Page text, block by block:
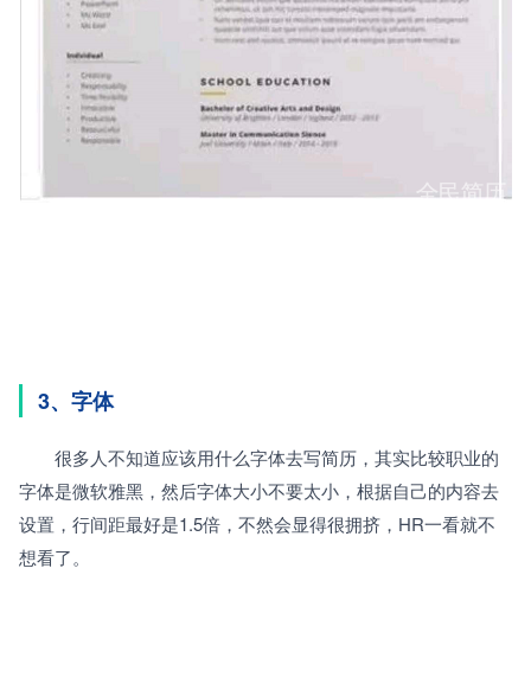
3、字体
很多人不知道应该用什么字体去写简历，其实比较职业的
字体是微软雅黑，然后字体大小不要太小，根据自己的内容去
设置，行间距最好是1.5倍，不然会显得很拥挤，HR一看就不
想看了。